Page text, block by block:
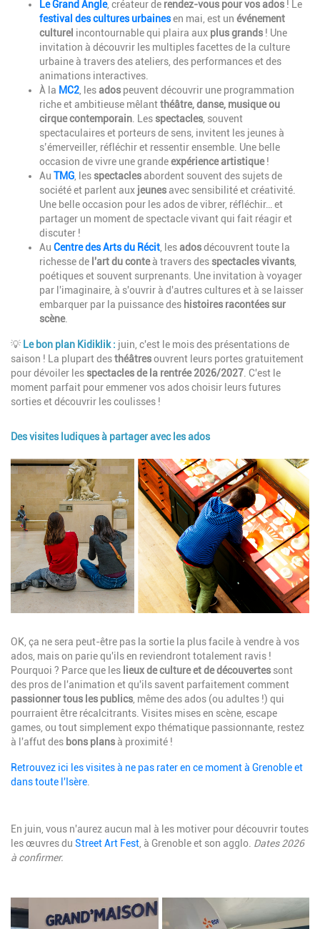
Le Grand Angle, créateur de rendez-vous pour vos ados !
Le
festival des cultures urbainesen mai, est un événement
culturel incontournable qui plaira aux plus grands ! Une
invitation à découvrir les multiples facettes de la culture
urbaine à travers des ateliers, des performances et des
animations interactives.
À la MC2 , lesados peuvent découvrir une programmation
riche et ambitieuse mêlantthéâtre, danse, musique ou
cirque contemporain . Lesspectacles , souvent
spectaculaires et porteurs de sens, invitent les jeunes à
s’émerveiller, réfléchir et ressentir ensemble. Une belle
occasion de vivre une grandeexpérience artistique!
Au TMG , lesspectaclesabordent souvent des sujets de
société et parlent aux jeunesavec sensibilité et créativité.
Une belle occasion pour les ados de vibrer, réfléchir… et
partager un moment de spectacle vivant qui fait réagir et
discuter !
Au Centre des Arts du Récit , lesadosdécouvrent toute la
richesse de l'art du conteà travers desspectacles vivants
poétiques et souvent surprenants. Une invitation à voyager
par l'imaginaire, à s'ouvrir à d'autres cultures et à se laisser
embarquer par la puissance des histoires racontées sur
scène.
💡 Le bon plan Kidiklik : juin, c'est le mois des présentations de
saison ! La plupart desthéâtresouvrent leurs portes gratuitement
pour dévoiler lesspectacles de la rentrée 2026/2027 . C'est le
moment parfait pour emmener vos ados choisir leurs futures
sorties et découvrir les coulisses !
Des visites ludiques à partager avec les ados
Image
Description
OK, ça ne sera peut-être pas la sortie la plus facile à vendre à vos
ados, mais on parie qu'ils en reviendront totalement ravis !
Pourquoi ? Parce que les lieux de culture et de découvertes sont
des pros de l'animation et qu'ils savent parfaitement comment
passionner tous les publics , même des ados (ou adultes !) qui
pourraient être récalcitrants. Visites mises en scène, escape
games, ou tout simplement expo thématique passionnante, restez
à l'affut des bons plansà proximité !
Retrouvez ici les visites à ne pas rater en ce moment à Grenoble et
dans toute l'Isère
Description
En juin , vous n'aurez aucun mal à les motiver pour découvrir toutes
lesœuvres du Street Art Fest , à Grenoble et son agglo. Dates 2026
à confirmer.